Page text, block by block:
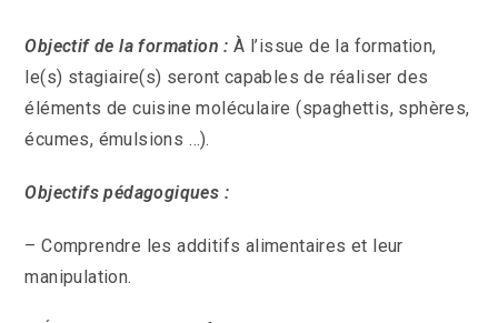
Objectif de la formation : À l’issue de la formation,
le(s) stagiaire(s) seront capables de réaliser des
éléments de cuisine moléculaire (spaghettis, sphères,
écumes, émulsions …).
Objectifs pédagogiques :
– Comprendre les additifs alimentaires et leur
manipulation.